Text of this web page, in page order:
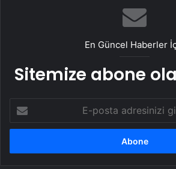
UETDS Nedir ? Uetds.com İle
Taşımacılık Yazılımı
En Güncel Haberler
Sitemize abone
posta
adresinizi